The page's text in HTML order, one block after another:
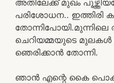
അതിലേക്ക് മുഖം
പരിശോധന..
തോന്നിപോയി.മുന്നിലെ
ചെറിയമ്മയുടെ മുലകൾ
ഞെരിക്കാൻ തോന്നി.
ഞാൻ എന്റെ കൈ